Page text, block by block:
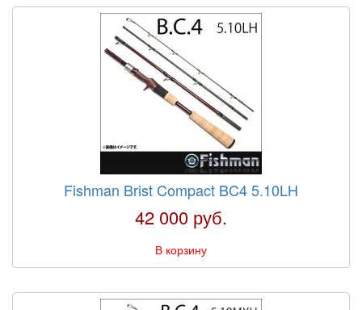
Fishman Brist Compact BC4 5.10LH
42 000 руб.
В корзину